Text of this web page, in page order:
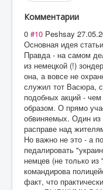
Комментарии
0 #10 Peshsay
Основная идея
Правда - на самом
из немецкой (!)
она, а вовсе не
служил тот Васюра,
подобных акций -
образом. О прямо
обвиняемых. Один из
расправе над
Но важно не это - а
педалировать
немцев (не только
командирова
факт, что